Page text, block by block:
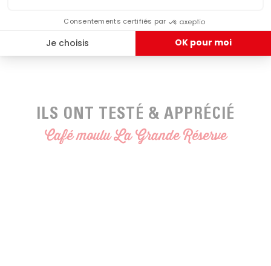
Arabica
ILS ONT TESTÉ & APPRÉCIÉ
Café moulu La Grande Réserve